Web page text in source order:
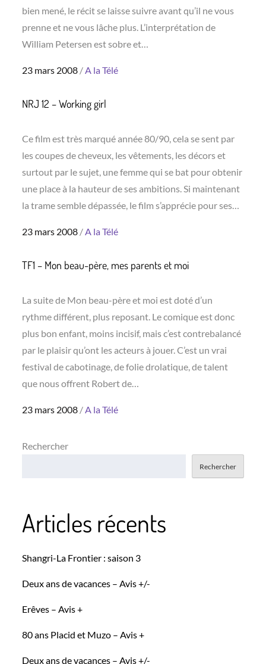
bien mené, le récit se laisse suivre avant qu’il ne vous
prenne et ne vous lâche plus. L’interprétation de
William Petersen est sobre et…
Posted
23 mars 2008 A la Télé
NRJ 12 – Working girl
Ce film est très marqué année 80/90, cela se sent par
les coupes de cheveux, les vêtements, les décors et
surtout par le sujet, une femme qui se bat pour obtenir
une place à la hauteur de ses ambitions. Si maintenant
la trame semble dépassée, le film s’apprécie pour ses…
Posted
23 mars 2008 A la Télé
TF1 – Mon beau-père, mes parents et moi
La suite de Mon beau-père et moi est doté d’un
rythme différent, plus reposant. Le comique est donc
plus bon enfant, moins incisif, mais c’est contrebalancé
par le plaisir qu’ont les acteurs à jouer. C’est un vrai
festival de cabotinage, de folie drolatique, de talent
que nous offrent Robert de…
Posted
23 mars 2008 A la Télé
Rechercher
Rechercher
Articles récents
Shangri-La Frontier : saison 3
Deux ans de vacances – Avis +/-
Erêves – Avis +
80 ans Placid et Muzo – Avis +
Deux ans de vacances – Avis +/-